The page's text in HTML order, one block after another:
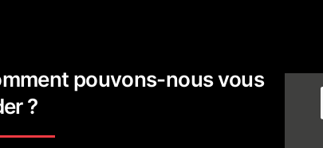
pouvons-nous vous
?